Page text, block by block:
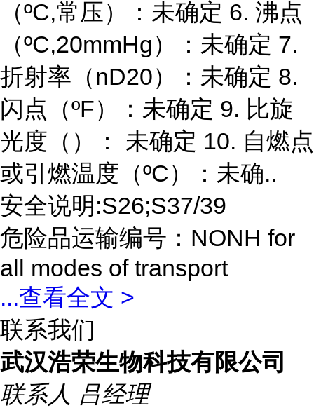
（ºC,常压）：未确定 6. 沸点
（ºC,20mmHg）：未确定 7.
折射率（nD20）：未确定 8.
闪点（ºF）：未确定 9. 比旋
光度（）： 未确定 10. 自燃点
或引燃温度（ºC）：未确..
安全说明:S26;S37/39
危险品运输编号：NONH for
all modes of transport
...查看全文 >
联系我们
武汉浩荣生物科技有限公司
联系人 吕经理